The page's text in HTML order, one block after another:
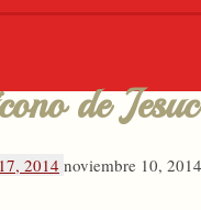
de
2014 noviembre 10, 2014